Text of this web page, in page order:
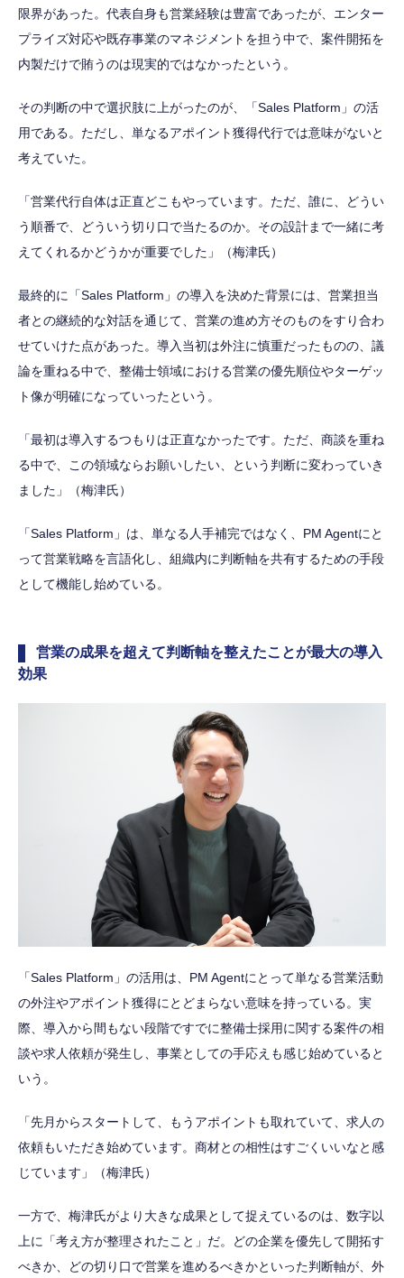
限界があった。代表自身も営業経験は豊富であったが、エンター
プライズ対応や既存事業のマネジメントを担う中で、案件開拓を
内製だけで賄うのは現実的ではなかったという。
その判断の中で選択肢に上がったのが、「Sales Platform」の活
用である。ただし、単なるアポイント獲得代行では意味がないと
考えていた。
「営業代行自体は正直どこもやっています。ただ、誰に、どうい
う順番で、どういう切り口で当たるのか。その設計まで一緒に考
えてくれるかどうかが重要でした」（梅津氏）
最終的に「Sales Platform」の導入を決めた背景には、営業担当
者との継続的な対話を通じて、営業の進め方そのものをすり合わ
せていけた点があった。導入当初は外注に慎重だったものの、議
論を重ねる中で、整備士領域における営業の優先順位やターゲッ
ト像が明確になっていったという。
「最初は導入するつもりは正直なかったです。ただ、商談を重ね
る中で、この領域ならお願いしたい、という判断に変わっていき
ました」（梅津氏）
「Sales Platform」は、単なる人手補完ではなく、PM Agentにと
って営業戦略を言語化し、組織内に判断軸を共有するための手段
として機能し始めている。
営業の成果を超えて判断軸を整えたことが最大の導入
効果
「Sales Platform」の活用は、PM Agentにとって単なる営業活動
の外注やアポイント獲得にとどまらない意味を持っている。実
際、導入から間もない段階ですでに整備士採用に関する案件の相
談や求人依頼が発生し、事業としての手応えも感じ始めていると
いう。
「先月からスタートして、もうアポイントも取れていて、求人の
依頼もいただき始めています。商材との相性はすごくいいなと感
じています」（梅津氏）
一方で、梅津氏がより大きな成果として捉えているのは、数字以
上に「考え方が整理されたこと」だ。どの企業を優先して開拓す
べきか、どの切り口で営業を進めるべきかといった判断軸が、外